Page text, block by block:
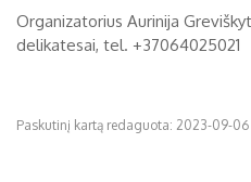
Organizatorius Aurinija
delikatesai, tel. +37064025021
Paskutinį kartą redaguota: 2023-09-06